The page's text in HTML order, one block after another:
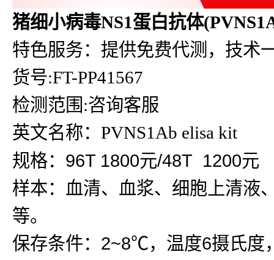
猪细小病毒NS1蛋白抗体
特色服务：提供免费代测，技术
货号:FT-PP41567
检测范围:咨询客服
英文名称：PVNS1Ab elisa kit
规格：96T 1800元/48T 1200元
样本：血清、血浆、细胞上清液
等。
保存条件：2~8℃，温度6摄氏度